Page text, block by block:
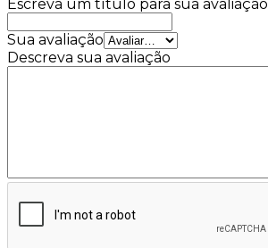
Escreva um título para sua avaliação
Sua avaliação
Descreva sua avaliação